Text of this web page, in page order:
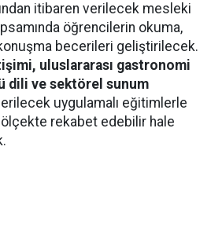
itibaren verilecek mesleki
öğrencilerin okuma,
becerileri geliştirilecek.
uluslararası gastronomi
dili ve sektörel sunum
uygulamalı eğitimlerle
rekabet edebilir hale